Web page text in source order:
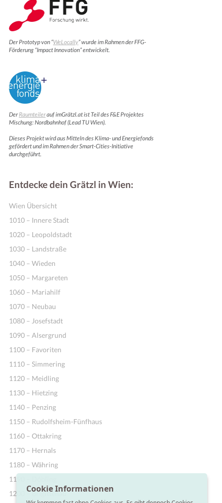
Der Prototyp von “WeLocally” wurde im Rahmen der FFG-
Förderung “Impact Innovation” entwickelt.
DerRaumteilerauf imGrätzl.at ist Teil des F&E Projektes
Mischung: Nordbahnhof (Lead TU Wien).
Dieses Projekt wird aus Mitteln des Klima- und Energiefonds
gefördert und im Rahmen der Smart-Cities-Initiative
durchgeführt.
Entdecke dein Grätzl in Wien:
Wien Übersicht
1010 – Innere Stadt
1020 – Leopoldstadt
1030 – Landstraße
1040 – Wieden
1050 – Margareten
1060 – Mariahilf
1070 – Neubau
1080 – Josefstadt
1090 – Alsergrund
1100 – Favoriten
1110 – Simmering
1120 – Meidling
1130 – Hietzing
1140 – Penzing
1150 – Rudolfsheim-Fünfhaus
1160 – Ottakring
1170 – Hernals
1180 – Währing
1190 – Döbling
1200 – Brigittenau
Cookie Informationen